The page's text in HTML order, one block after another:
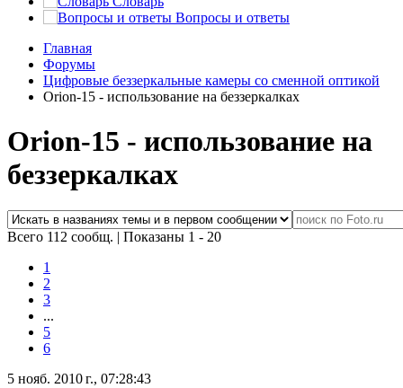
Вопросы и ответы
Главная
Форумы
Цифровые беззеркальные камеры со сменной оптикой
Orion-15 - использование на беззеркалках
Orion-15 - использование на
беззеркалках
Всего 112 сообщ. | Показаны 1 - 20
1
2
3
...
5
6
5 нояб. 2010 г., 07:28:43